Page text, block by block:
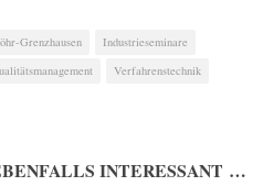
Grenzhausen
Industrieseminare
Verfahrenstechnik
INTERESSANT …